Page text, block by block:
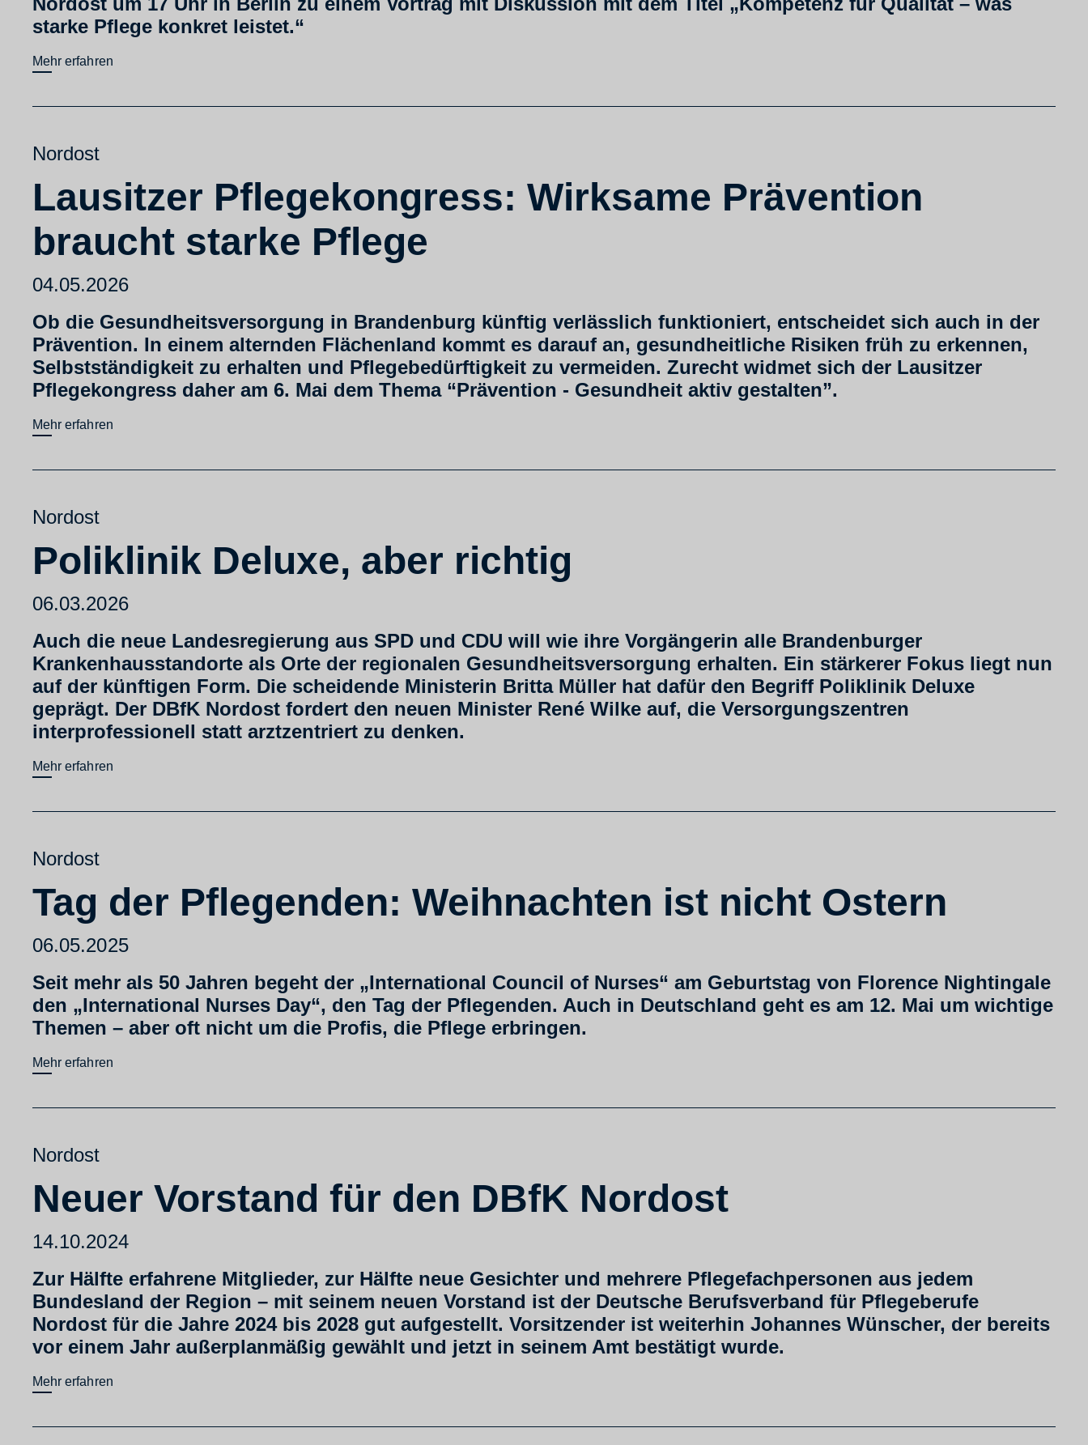
starke Pflege konkret leistet.“
Mehr erfahren
Nordost
Lausitzer Pflegekongress: Wirksame Prävention
braucht starke Pflege
04.05.2026
Ob die Gesundheitsversorgung in Brandenburg künftig verlässlich funktioniert, entscheidet sich auch in der
Prävention. In einem alternden Flächenland kommt es darauf an, gesundheitliche Risiken früh zu erkennen,
Selbstständigkeit zu erhalten und Pflegebedürftigkeit zu vermeiden. Zurecht widmet sich der Lausitzer
Pflegekongress daher am 6. Mai dem Thema “Prävention - Gesundheit aktiv gestalten”.
Mehr erfahren
Nordost
Poliklinik Deluxe, aber richtig
06.03.2026
Auch die neue Landesregierung aus SPD und CDU will wie ihre Vorgängerin alle Brandenburger
Krankenhausstandorte als Orte der regionalen Gesundheitsversorgung erhalten. Ein stärkerer Fokus liegt nun
auf der künftigen Form. Die scheidende Ministerin Britta Müller hat dafür den Begriff Poliklinik Deluxe
geprägt. Der DBfK Nordost fordert den neuen Minister René Wilke auf, die Versorgungszentren
interprofessionell statt arztzentriert zu denken.
Mehr erfahren
Nordost
Tag der Pflegenden: Weihnachten ist nicht Ostern
06.05.2025
Seit mehr als 50 Jahren begeht der „International Council of Nurses“ am Geburtstag von Florence Nightingale
den „International Nurses Day“, den Tag der Pflegenden. Auch in Deutschland geht es am 12. Mai um wichtige
Themen – aber oft nicht um die Profis, die Pflege erbringen.
Mehr erfahren
Nordost
Neuer Vorstand für den DBfK Nordost
14.10.2024
Zur Hälfte erfahrene Mitglieder, zur Hälfte neue Gesichter und mehrere Pflegefachpersonen aus jedem
Bundesland der Region – mit seinem neuen Vorstand ist der Deutsche Berufsverband für Pflegeberufe
Nordost für die Jahre 2024 bis 2028 gut aufgestellt. Vorsitzender ist weiterhin Johannes Wünscher, der bereits
vor einem Jahr außerplanmäßig gewählt und jetzt in seinem Amt bestätigt wurde.
Mehr erfahren